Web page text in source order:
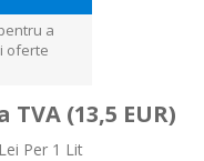
a
oferte
TVA (13,5 EUR)
Per 1 Lit